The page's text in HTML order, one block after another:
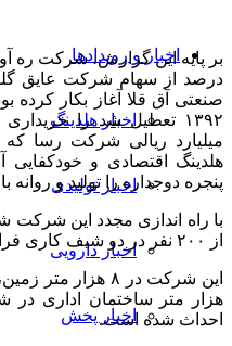
اخبار و رویدادها
اخبار هلدینگ
اخبار تولیدی
اخبار دارویی
اخبار پخش
صنعتی آق قلا آغاز بکار کرده
۱۳۹۲ تعطیل شد را
میلیارد ریالی شرکت رسا
هلدینگ اقتصادی و خودکفایی
پنجره دوجداره را تولید و
با راه اندازی مجدد این
از ۲۰۰ نفر در دو شیف کاری فراهم خواهد شد.
هزار متر ساختمان اداری در
احداث شده است.